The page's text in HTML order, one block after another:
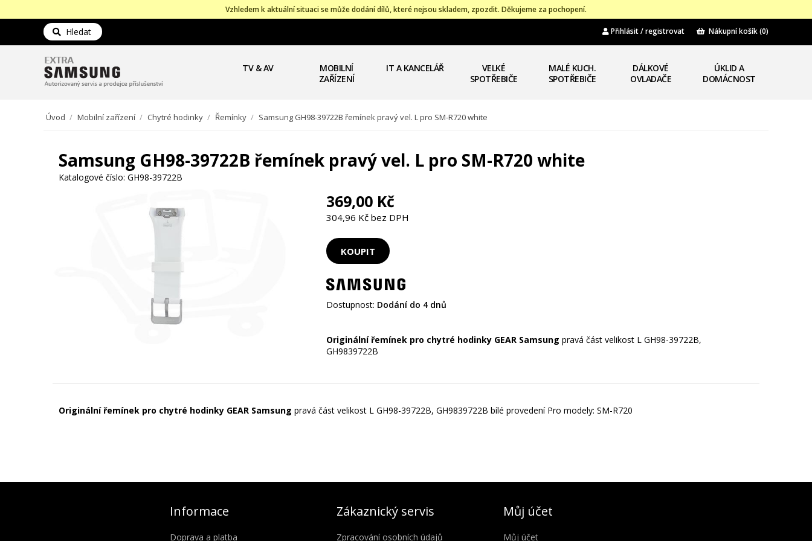
Vzhledem k aktuální situaci se může dodání dílů, které nejsou skladem, zpozdit. Děkujeme za pochopení.
Hledat Přihlásit / registrovat Nákupní košík(0)
TV & AV
MOBILNÍ
ZAŘÍZENÍ
IT A KANCELÁŘ
VELKÉ
SPOTŘEBIČE
MALÉ KUCH.
SPOTŘEBIČE
DÁLKOVÉ
OVLADAČE
ÚKLID A
DOMÁCNOST
Úvod / Mobilní zařízení / Chytré hodinky / Řemínky / Samsung GH98-39722B řemínek pravý vel. L pro SM-R720 white
Samsung GH98-39722B řemínek pravý vel. L pro SM-R720 white
Katalogové číslo: GH98-39722B
369,00 Kč
304,96 Kč bez DPH
Dostupnost: Dodání do 4 dnů
Originální řemínek pro chytré hodinky GEAR Samsung pravá část velikost L GH98-39722B,
GH9839722B
Originální řemínek pro chytré hodinky GEAR Samsung pravá část velikost L GH98-39722B, GH9839722B bílé provedení Pro modely: SM-R720
Informace
Doprava a platba
Zákaznický servis
Zpracování osobních údajů
Můj účet
Můj účet